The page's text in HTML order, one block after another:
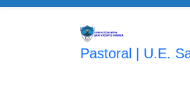
Saltar
Pastoral | U.E.